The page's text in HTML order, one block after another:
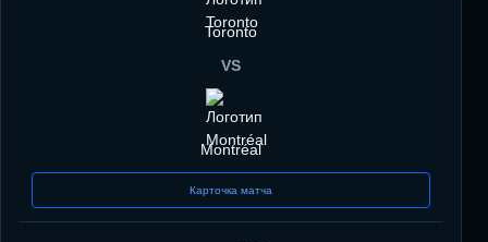
Toronto
VS
Montréal
Карточка матча